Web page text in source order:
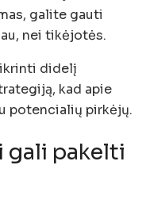
galite gauti
nei tikėjotės.
didelį
kad apie
potencialių pirkėjų.
gali pakelti